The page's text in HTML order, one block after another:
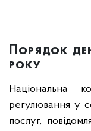
Порядок
року
Національна
регулювання у
послуг,